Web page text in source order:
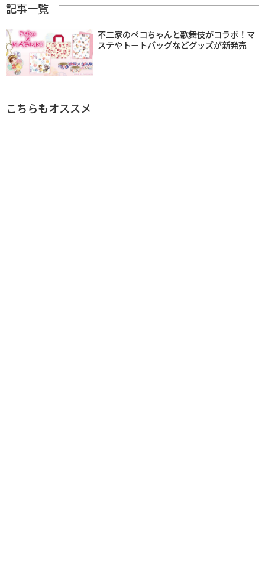
記事一覧
不二家のペコちゃんと歌舞伎がコラボ！マ
ステやトートバッグなどグッズが新発売
こちらもオススメ